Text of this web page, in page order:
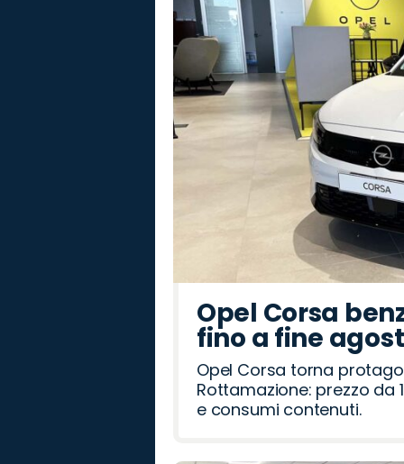
Rover
Romeo
Opel Corsa
fino a fine
Opel Corsa torna
Rottamazione: prezzo da
e consumi contenuti.